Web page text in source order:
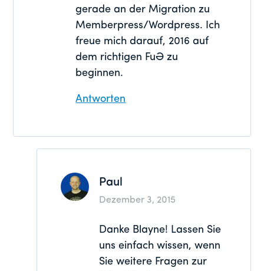
gerade an der Migration zu
Memberpress/Wordpress. Ich
freue mich darauf, 2016 auf
dem richtigen Fuß zu
beginnen.
Antworten
Paul
Dezember 3, 2015
Danke Blayne! Lassen Sie
uns einfach wissen, wenn
Sie weitere Fragen zur